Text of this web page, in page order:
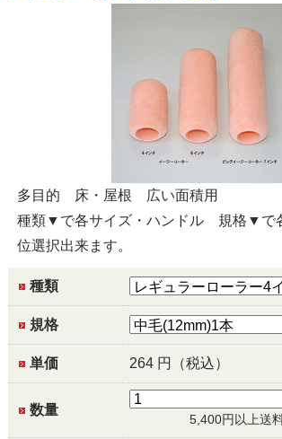
多目的 床・屋根 広い面積用
種類▼で各サイズ・ハンドル 規格▼で
位選択出来ます。
種類
規格
単価 264 円（税込）
数量
5,400円以上送